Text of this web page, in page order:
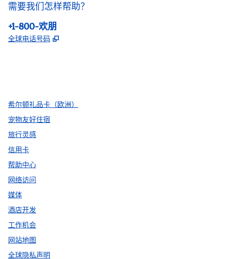
需要我们怎样帮助？
电话:
+1-800-欢朋
全球电话号码 ,
希尔顿礼品卡（欧洲）
宠物友好住宿
旅行灵感
信用卡
帮助中心
网络访问
媒体
酒店开发
工作机会
网站地图
全球隐私声明